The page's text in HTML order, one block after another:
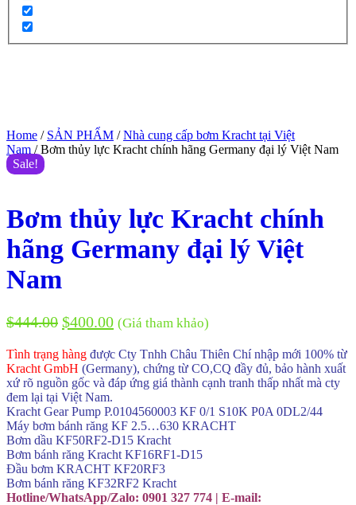
Home / SẢN PHẨM /Nhà cung cấp bơm Kracht tại Việt
Nam / Bơm thủy lực Kracht chính hãng Germany đại lý Việt Nam
Sale!
Bơm thủy lực Kracht chính
hãng Germany đại lý Việt
Nam
$444.00 $400.00 (Giá tham khảo)
Tình trạng hàng được Cty Tnhh Châu Thiên Chí nhập mới 100% từ
Kracht GmbH (Germany), chứng từ CO,CQ đầy đủ, bảo hành xuất
xứ rõ nguồn gốc và đáp ứng giá thành cạnh tranh thấp nhất mà cty
đem lại tại Việt Nam.
Kracht Gear Pump P.0104560003 KF 0/1 S10K P0A 0DL2/44
Máy bơm bánh răng KF 2.5…630 KRACHT
Bơm dầu KF50RF2-D15 Kracht
Bơm bánh răng Kracht KF16RF1-D15
Đầu bơm KRACHT KF20RF3
Bơm bánh răng KF32RF2 Kracht
Hotline/WhatsApp/Zalo: 0901 327 774 | E-mail: